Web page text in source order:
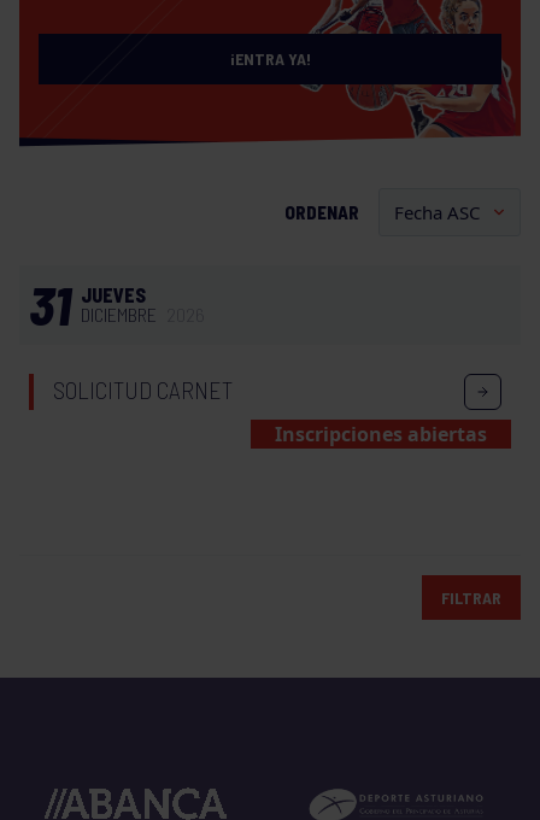
¡ENTRA YA!
ORDENAR
31 JUEVES
DICIEMBRE
SOLICITUD CARNET
Inscripciones abiertas
FILTRAR